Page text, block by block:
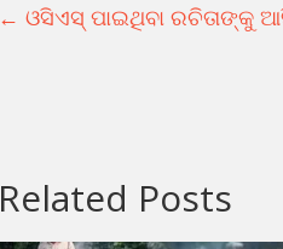
← ଓସିଏସ୍‍ ପାଇଥିବା ରଚିତାଙ୍କୁ
Related Posts